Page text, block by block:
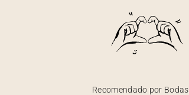
Recomendado por